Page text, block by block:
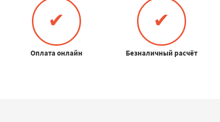
✔
Оплата онлайн
✔
Безналичный расчёт